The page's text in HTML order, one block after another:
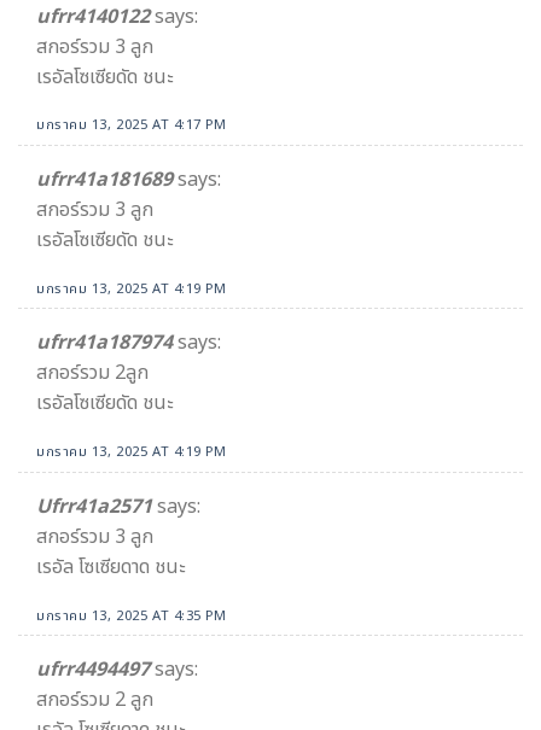
ufrr4140122says:
สกอร์รวม 3 ลูก
เรอัลโซเซียดัด ชนะ
มกราคม 13, 2025 AT 4:17 PM
ufrr41a181689says:
สกอร์รวม 3 ลูก
เรอัลโซเซียดัด ชนะ
มกราคม 13, 2025 AT 4:19 PM
ufrr41a187974says:
สกอร์รวม 2ลูก
เรอัลโซเซียดัด ชนะ
มกราคม 13, 2025 AT 4:19 PM
Ufrr41a2571says:
สกอร์รวม 3 ลูก
เรอัล โซเซียดาด ชนะ
มกราคม 13, 2025 AT 4:35 PM
ufrr4494497says:
สกอร์รวม 2 ลูก